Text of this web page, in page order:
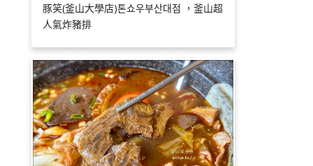
豚笑(釜山大學店)톤쇼우부산대점 ，釜山超
人氣炸豬排